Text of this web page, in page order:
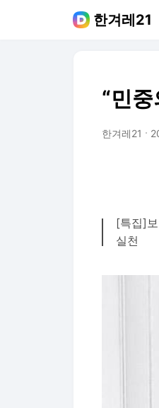
한겨레21
“민
한겨레21
[특집]
실천